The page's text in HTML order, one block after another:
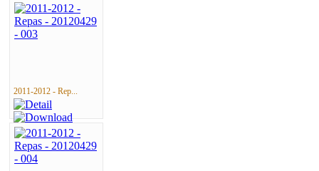
2011-2012 - Rep...